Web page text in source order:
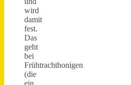
wird
damit
fest.
Das
geht
bei
Frühtrachthonigen
(die
ein